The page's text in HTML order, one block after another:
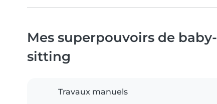
Mes superpouvoirs de baby-
sitting
Travaux manuels